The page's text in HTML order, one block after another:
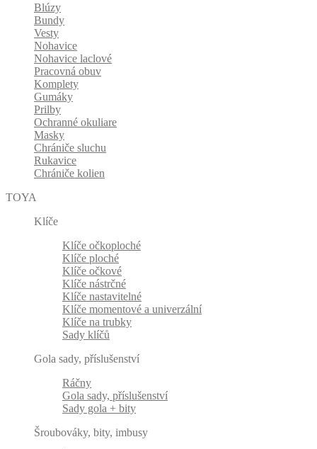
Blúzy
Bundy
Vesty
Nohavice
Nohavice laclové
Pracovná obuv
Komplety
Gumáky
Prilby
Ochranné okuliare
Masky
Chrániče sluchu
Rukavice
Chrániče kolien
TOYA
Klíče
Klíče očkoploché
Klíče ploché
Klíče očkové
Klíče nástrčné
Klíče nastavitelné
Klíče momentové a univerzální
Klíče na trubky
Sady klíčů
Gola sady, příslušenství
Ráčny
Gola sady, příslušenství
Sady gola + bity
Šroubováky, bity, imbusy